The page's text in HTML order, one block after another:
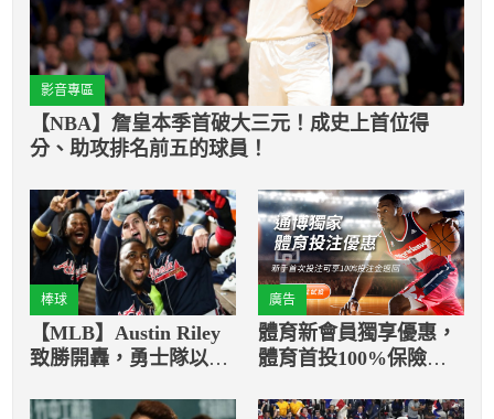
影音專區
【NBA】詹皇本季首破大三元！成史上首位得
分、助攻排名前五的球員！
棒球
【MLB】Austin Riley
致勝開轟，勇士隊以
廣告
體育新會員獨享優惠，
體育首投100%保險返